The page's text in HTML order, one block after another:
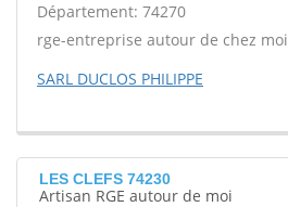
Département: 74270
rge-entreprise autour de chez moi
SARL DUCLOS PHILIPPE
LES CLEFS 74230
Artisan RGE autour de moi